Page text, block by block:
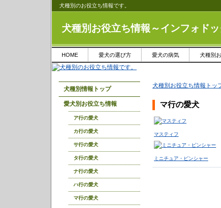
犬種別のお役立ち情報です。
犬種別お役立ち情報～インフォド
HOME 愛犬の選び方 愛犬の病気 犬種別
犬種別お役立ち情報トッ
マ行の愛犬
マスティフ
ミニチュア・ピンシャー
犬種別情報トップ
愛犬別お役立ち情報
ア行の愛犬
カ行の愛犬
サ行の愛犬
タ行の愛犬
ナ行の愛犬
ハ行の愛犬
マ行の愛犬